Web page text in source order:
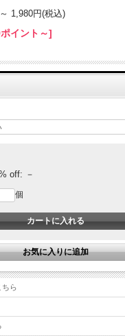
～ 1,980円(税込)
イント～]
off: －
個
ちら